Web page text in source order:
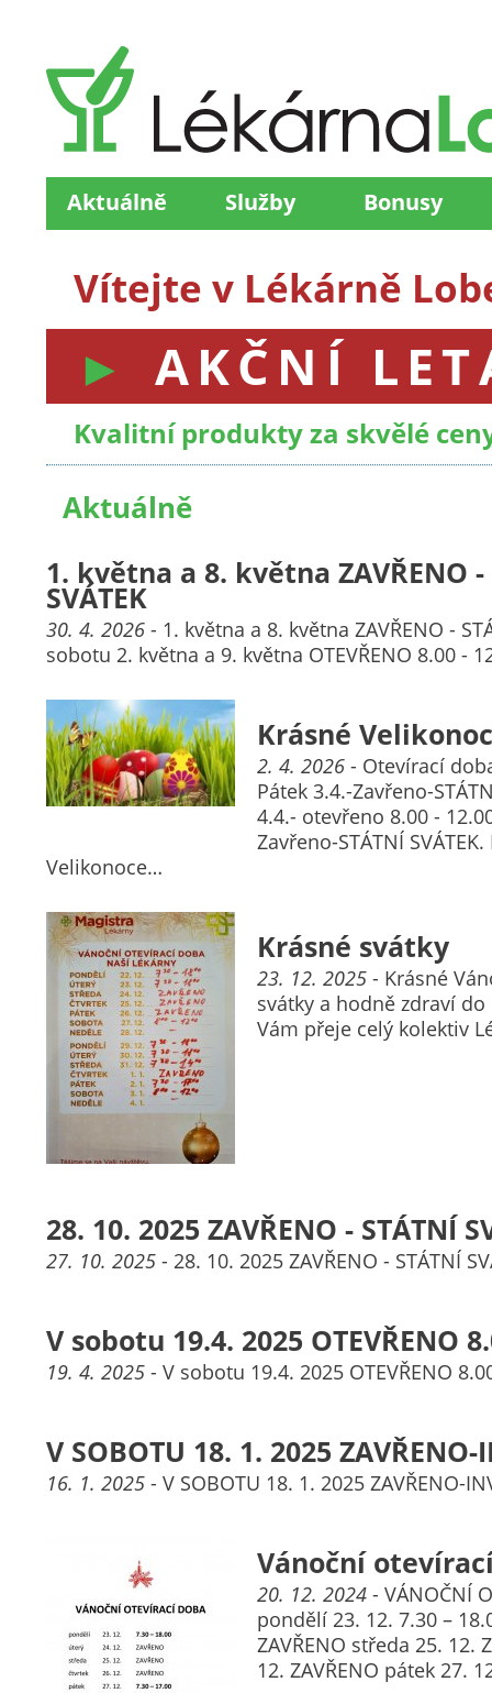
Aktuálně Služby Bonusy
Vítejte v Lékárně
AKČNÍ
Kvalitní produkty za skvělé
Aktuálně
1. května a 8. května ZAVŘENO -
SVÁTEK
30. 4. 2026 - 1. května a 8. května ZAVŘENO -
sobotu 2. května a 9. května OTEVŘENO 8.00 -
Krásné
2. 4. 2026 - Otevírací
Pátek 3.4.-Zavřeno-
4.4.- otevřeno 8.00 -
Zavřeno-STÁTNÍ
Velikonoce…
Krásné svátky
23. 12. 2025 - Krásné
svátky a hodně zdraví
Vám přeje celý kolektiv
28. 10. 2025 ZAVŘENO - STÁTNÍ
27. 10. 2025 - 28. 10. 2025 ZAVŘENO - STÁTNÍ
V sobotu 19.4. 2025 OTEVŘENO
19. 4. 2025 - V sobotu 19.4. 2025 OTEVŘENO
V SOBOTU 18. 1. 2025 ZAVŘENO-
16. 1. 2025 - V SOBOTU 18. 1. 2025 ZAVŘENO-
Vánoční
20. 12. 2024 - VÁNOČNÍ
pondělí 23. 12. 7.30 –
ZAVŘENO středa 25. 12.
12. ZAVŘENO pátek 27.